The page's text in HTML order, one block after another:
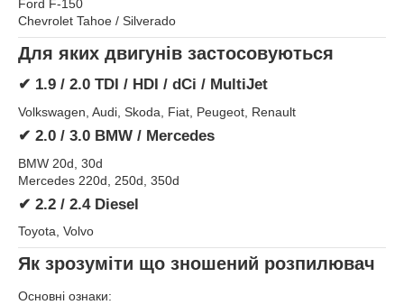
Ford F-150
Chevrolet Tahoe / Silverado
Для яких двигунів застосовуються
✔ 1.9 / 2.0 TDI / HDI / dCi / MultiJet
Volkswagen, Audi, Skoda, Fiat, Peugeot, Renault
✔ 2.0 / 3.0 BMW / Mercedes
BMW 20d, 30d
Mercedes 220d, 250d, 350d
✔ 2.2 / 2.4 Diesel
Toyota, Volvo
Як зрозуміти що зношений розпилювач
Основні ознаки: